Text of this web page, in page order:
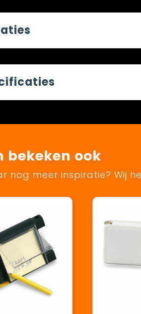
bekeken ook
nog meer inspiratie? Wij